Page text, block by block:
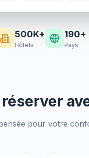
500K+
Hôtels
190+
Pays
pour votre